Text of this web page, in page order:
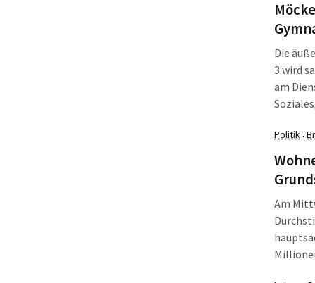
Die
3 wird
am
Politik·
Am